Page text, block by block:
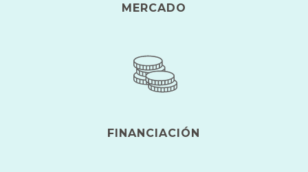
MERCADO
FINANCIACIÓN